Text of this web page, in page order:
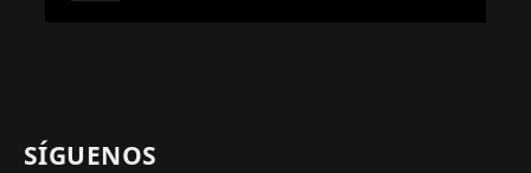
SÍGUENOS